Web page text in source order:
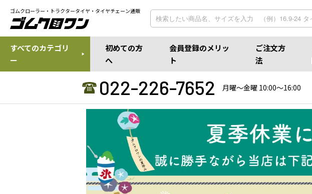
ゴムクローラー・トラクタータイヤ・タイヤチェーン通販
すべてのカテゴリ
ー
初めての方
へ
会員登録のメリッ
ト
ご注文方
法
022-226-7652 月曜〜金曜 10:00〜16:00